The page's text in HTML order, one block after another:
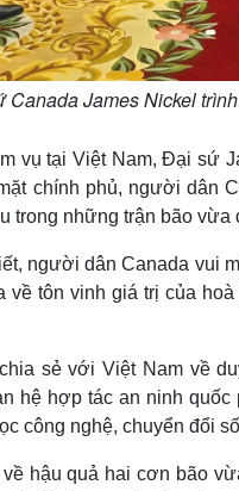
Canada James Nickel
vụ tại Việt Nam, Đại sứ
chính phủ, người dân
trong những trận bão vừa
người dân Canada vui
về tôn vinh giá trị của
sẻ với Việt Nam về
hệ hợp tác an ninh
công nghệ, chuyển đổi
hậu quả hai cơn bão